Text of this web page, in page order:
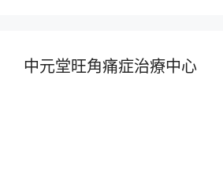
中元堂旺角痛症治療中心